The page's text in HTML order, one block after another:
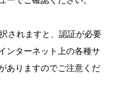
されますと、認証が必要
ンターネット上の各種サ
ありますのでご注意くだ